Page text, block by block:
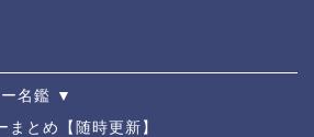
ー名鑑 ▼
まとめ【随時更新】